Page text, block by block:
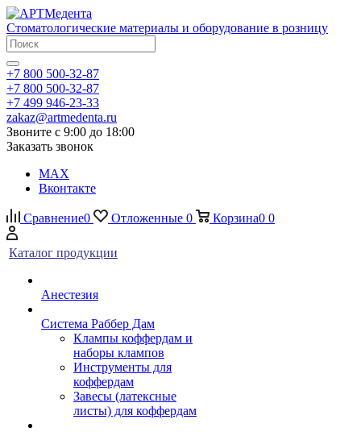
Стоматологические материалы и оборудование в розницу
+7 800 500-32-87
+7 800 500-32-87
+7 499 946-23-33
zakaz@artmedenta.ru
Звоните с 9:00 до 18:00
Заказать звонок
MAX
Вконтакте
Сравнение0 Отложенные 0 Корзина0 0
Каталог продукции
Анестезия
Система Раббер Дам
Клампы коффердам и
наборы клампов
Инструменты для
коффердам
Завесы (латексные
листы) для коффердам